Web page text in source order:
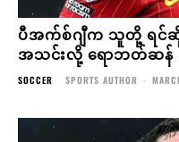
ပီအက်စ်ဂျီက သူတို့ ရင်ဆို
အသင်းလို့ ရောဘတ်ဆ
SOCCER SPORTS AUTHOR -